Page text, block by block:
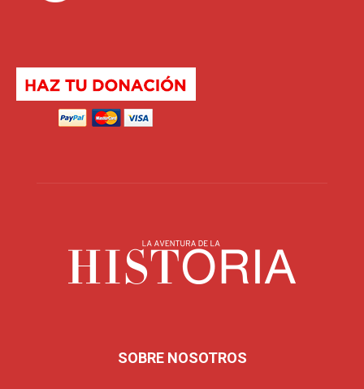
SOBRE NOSOTROS